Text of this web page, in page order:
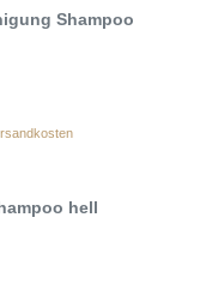
Shampoo
hell